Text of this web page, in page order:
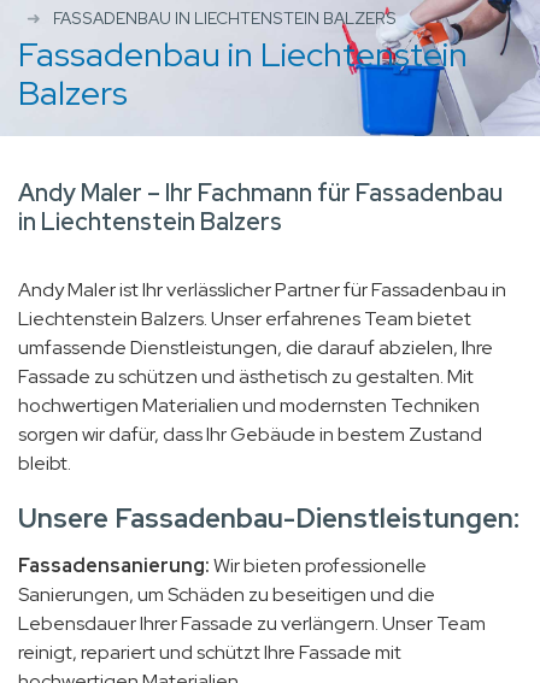
FASSADENBAU IN LIECHTENSTEIN BALZERS
Fassadenbau in Liechtenstein
Balzers
Andy Maler – Ihr Fachmann für Fassadenbau
in Liechtenstein Balzers
Andy Maler ist Ihr verlässlicher Partner für Fassadenbau in
Liechtenstein Balzers. Unser erfahrenes Team bietet
umfassende Dienstleistungen, die darauf abzielen, Ihre
Fassade zu schützen und ästhetisch zu gestalten. Mit
hochwertigen Materialien und modernsten Techniken
sorgen wir dafür, dass Ihr Gebäude in bestem Zustand
bleibt.
Unsere Fassadenbau-Dienstleistungen:
Fassadensanierung:Wir bieten professionelle
Sanierungen, um Schäden zu beseitigen und die
Lebensdauer Ihrer Fassade zu verlängern. Unser Team
reinigt, repariert und schützt Ihre Fassade mit